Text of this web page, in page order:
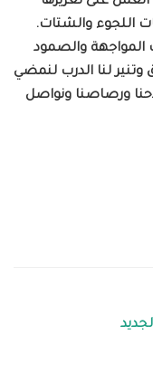
اللجوء والشتات.
المواجهة والصمود
وتنير لنا الدرب لنمضي
ورصاصنا ونواصل